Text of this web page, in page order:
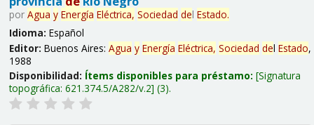
por Agua y Energía Eléctrica, Sociedad del Estado.
Idioma: Español
Editor: Buenos Aires: Agua y Energía Eléctrica, Sociedad del Estado,
1988
Disponibilidad: Ítems disponibles para préstamo: Signatura
topográfica: 621.374.5/A282/v.2 (3).